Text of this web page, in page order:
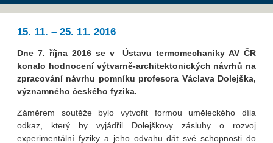
15. 11. – 25. 11. 2016
Dne 7. října 2016 se v Ústavu termomechaniky AV ČR
konalo hodnocení výtvarně-architektonických návrhů na
zpracování návrhu pomníku profesora Václava Dolejška,
významného českého fyzika.
Záměrem soutěže bylo vytvořit formou uměleckého díla
odkaz, který by vyjádřil Dolejškovy zásluhy o rozvoj
experimentální fyziky a jeho odvahu dát své schopnosti do